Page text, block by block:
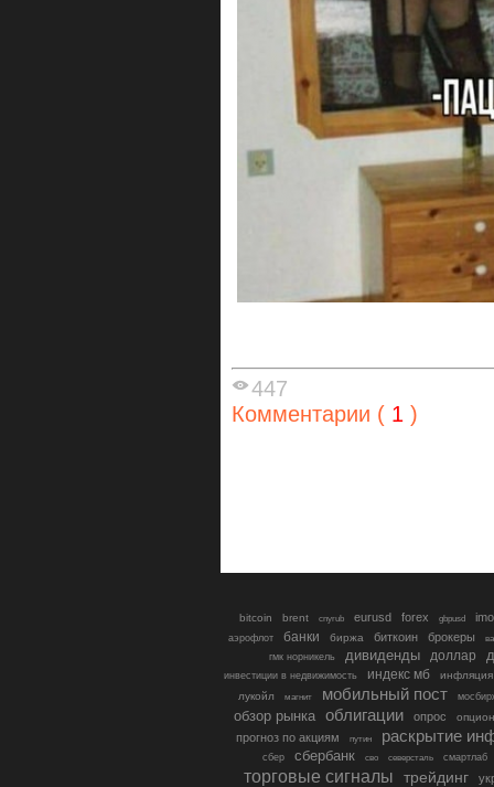
447
Комментарии ( 1 )
bitcoin brent cnyrub eurusd forex gbpusd
аэрофлот банки биржа биткоин брокеры
гмк норникель
дивиденды доллар
инвестиции в недвижимость индекс мб
инфляция
лукойл
магнит мобильный пост
обзор рынка облигации опрос
прогноз по акциям путин раскрытие
сбер сбербанк сво северсталь смартлаб
торговые сигналы трейдинг